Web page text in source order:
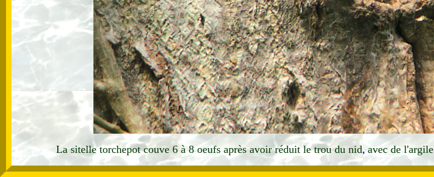
La sitelle torchepot couve 6 à 8 oeufs après avoir réduit le trou du nid,avec de l'argile